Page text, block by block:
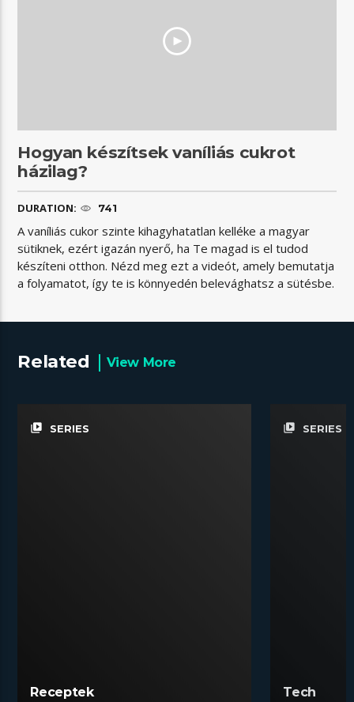
Hogyan készítsek vaníliás cukrot
házilag?
DURATION: 741
A vaníliás cukor szinte kihagyhatatlan kelléke a magyar
sütiknek, ezért igazán nyerő, ha Te magad is el tudod
készíteni otthon. Nézd meg ezt a videót, amely bemutatja
a folyamatot, így te is könnyedén belevághatsz a sütésbe.
Related View More
video_library SERIES
Receptek
video_library SERIES
Tech